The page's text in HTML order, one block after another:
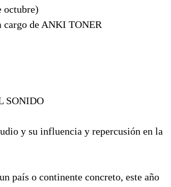
octubre)
cargo de ANKI TONER
SONIDO
y su influencia y repercusión en la
país o continente concreto, este año